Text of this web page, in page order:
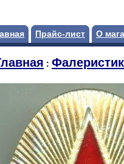
Прайс-лист О
: